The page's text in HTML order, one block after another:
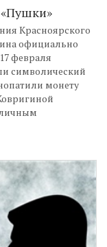
Красноярского
официально
февраля
символический
монету